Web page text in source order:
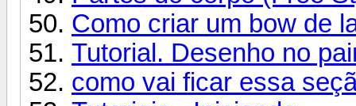
Como criar um bow de
Tutorial. Desenho no
como vai ficar essa